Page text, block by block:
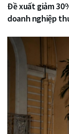
Đề xuất giảm
doanh nghiệp